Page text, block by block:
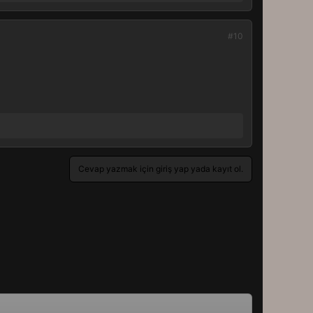
#10
Cevap yazmak için giriş yap yada kayıt ol.